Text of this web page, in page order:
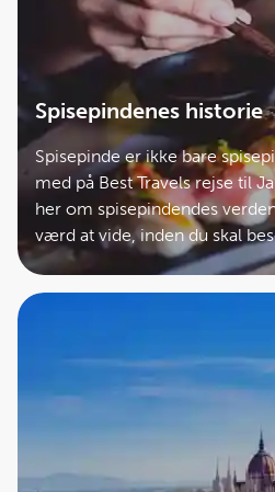
Spisepindenes historie
Spisepinde er ikke bare
med på Best Travels rejse til
her om spisepindendes
værd at vide, inden du skal